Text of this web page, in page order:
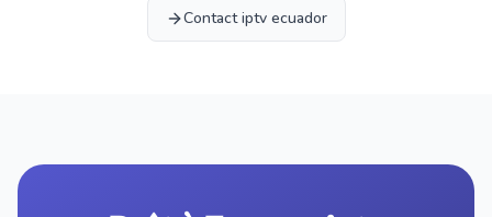
Contact iptv ecuador